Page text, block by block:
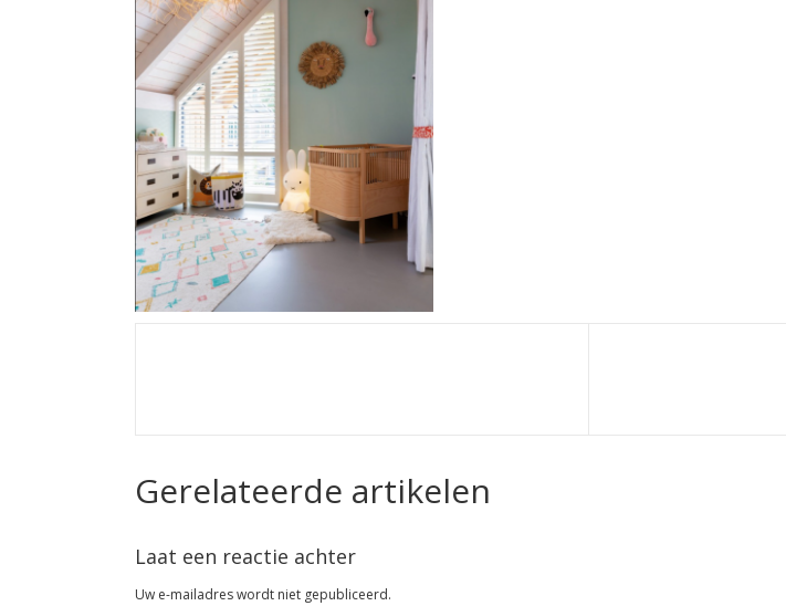
Gerelateerde artikelen
Laat een reactie achter
Uw e-mailadres wordt niet gepubliceerd.